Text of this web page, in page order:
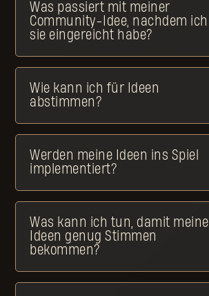
Was passiert mit meiner
Community-Idee, nachdem ich
sie eingereicht habe?
Wie kann ich für Ideen
abstimmen?
Werden meine Ideen ins Spiel
implementiert?
Was kann ich tun, damit meine
Ideen genug Stimmen
bekommen?